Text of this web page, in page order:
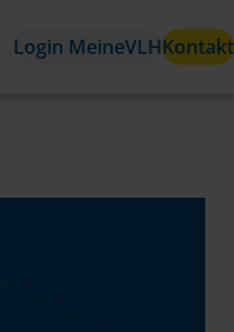
Login MeineVLHKontakt